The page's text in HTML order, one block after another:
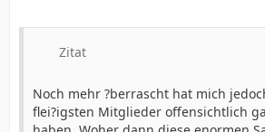
Zitat
Noch mehr ?berrascht hat mich
flei?igsten Mitglieder offensichtlich